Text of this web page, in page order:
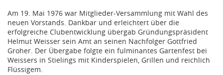
Am 19. Mai 1976 war Mitglieder-Versammlung mit Wahl des
neuen Vorstands. Dankbar und erleichtert über die
erfolgreiche Clubentwicklung übergab Gründungspräsident
Helmut Weisser sein Amt an seinen Nachfolger Gottfried
Groher. Der Übergabe folgte ein fulminantes Gartenfest bei
Weissers in Stielings mit Kinderspielen, Grillen und reichlich
Flüssigem.